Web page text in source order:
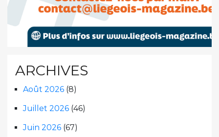
ARCHIVES
Août 2026 (8)
Juillet 2026 (46)
Juin 2026 (67)